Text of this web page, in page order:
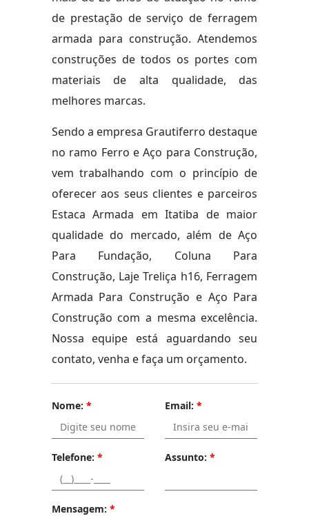
de prestação de serviço de ferragem
armada para construção. Atendemos
construções de todos os portes com
materiais de alta qualidade, das
melhores marcas.
Sendo a empresa Grautiferro destaque
no ramo Ferro e Aço para Construção,
vem trabalhando com o princípio de
oferecer aos seus clientes e parceiros
Estaca Armada em Itatiba de maior
qualidade do mercado, além de Aço
Para Fundação, Coluna Para
Construção, Laje Treliça h16, Ferragem
Armada Para Construção e Aço Para
Construção com a mesma excelência.
Nossa equipe está aguardando seu
contato, venha e faça um orçamento.
Nome: * Email: *
Telefone: * Assunto: *
Mensagem: *